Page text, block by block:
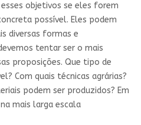
objetivos se eles forem
possível. Eles podem
diversas formas e
tentar ser o mais
proposições. Que tipo de
Com quais técnicas agrárias?
podem ser produzidos? Em
mais larga escala